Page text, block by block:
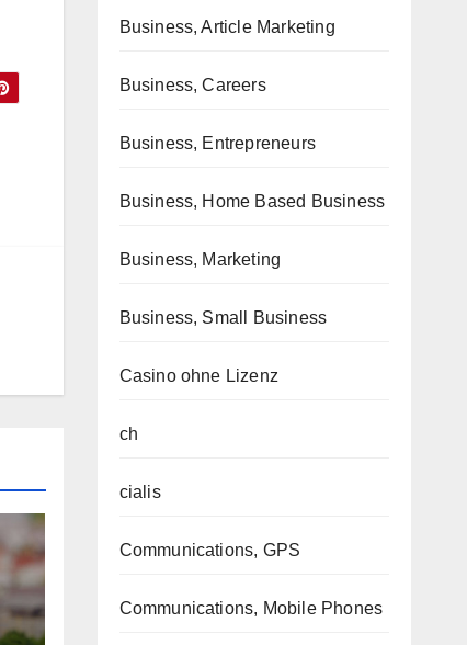
Business, Article Marketing
Business, Careers
Business, Entrepreneurs
Business, Home Based Business
Business, Marketing
Business, Small Business
Casino ohne Lizenz
ch
cialis
Communications, GPS
Communications, Mobile Phones